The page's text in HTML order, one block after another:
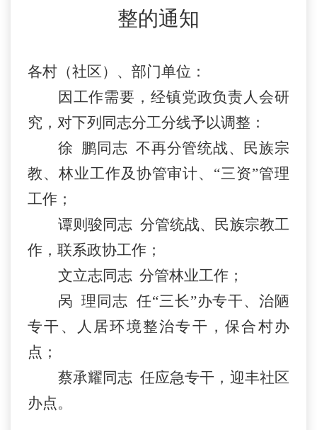
整的通知
各村（社区）、 部门单位：
因工作需要， 经镇党政负责人会研
究， 对下列同志分工分线予以调整 ：
徐 鹏同志 不再分管统战、民族宗
教、林业工作及协管审计、 “三资”管理
工作；
谭则骏同志 分管统战、民族宗教工
作，联系政协工作；
文立志同志 分管林业工作；
呙 理同志 任“三长”办专干、治陋
专干、人居环境整治专干，保合村办
点；
蔡承耀同志 任应急专干，迎丰社区
办点。